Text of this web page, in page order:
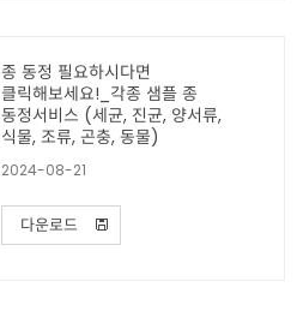
종 동정 필요하시다면
클릭해보세요!_각종 샘플 종
동정서비스 (세균, 진균, 양서류,
식물, 조류, 곤충, 동물)
2024-08-21
다운로드